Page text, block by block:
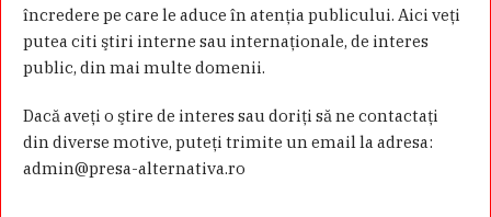
încredere pe care le aduce în atenţia publicului. Aici veţi
putea citi ştiri interne sau internaţionale, de interes
public, din mai multe domenii.
Dacă aveţi o ştire de interes sau doriţi să ne contactaţi
din diverse motive, puteţi trimite un email la adresa:
admin@presa-alternativa.ro